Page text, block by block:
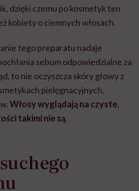
dzięki czemu po kosmetyk ten
kobiety o ciemnych włosach.
tego preparatu nadaje
sebum odpowiedzialne za
to nie oczyszcza skóry głowy z
pielęgnacyjnych,
Włosy wyglądają na czyste,
takimi nie są.